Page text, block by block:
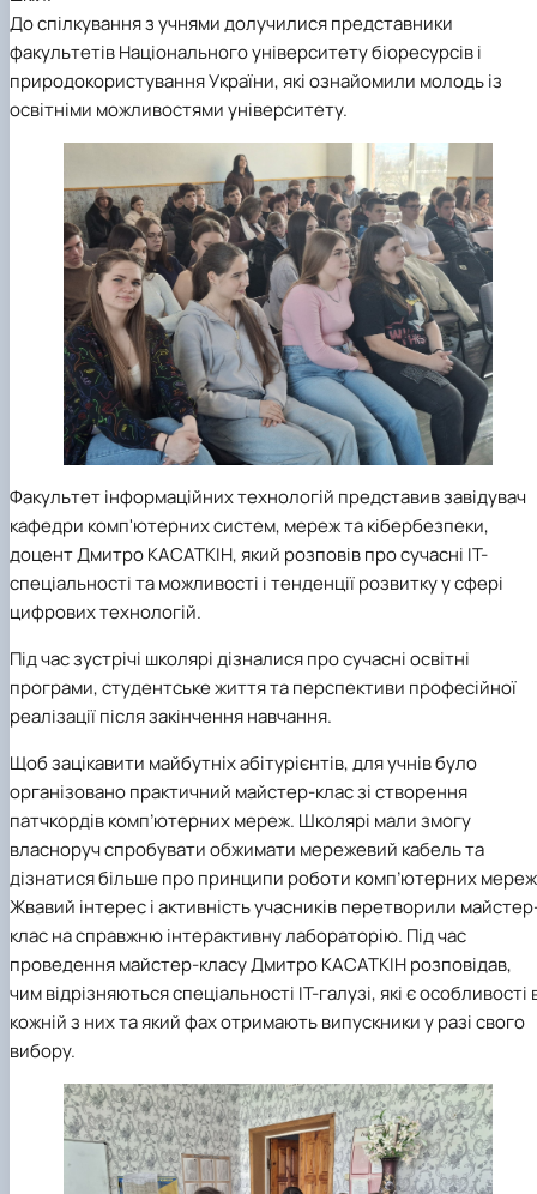
До спілкування з учнями долучилися представники
факультетів Національного університету біоресурсів і
природокористування України, які ознайомили молодь із
освітніми можливостями університету.
Факультет інформаційних технологій представив завідувач
кафедри комп'ютерних систем, мереж та кібербезпеки,
доцент Дмитро КАСАТКІН, який розповів про сучасні ІТ-
спеціальності та можливості і тенденції розвитку у сфері
цифрових технологій.
Під час зустрічі школярі дізналися про сучасні освітні
програми, студентське життя та перспективи професійної
реалізації після закінчення навчання.
Щоб зацікавити майбутніх абітурієнтів, для учнів було
організовано практичний майстер-клас зі створення
патчкордів комп’ютерних мереж. Школярі мали змогу
власноруч спробувати обжимати мережевий кабель та
дізнатися більше про принципи роботи комп’ютерних
Жвавий інтерес і активність учасників перетворили
клас на справжню інтерактивну лабораторію. Під час
проведення майстер-класу Дмитро КАСАТКІН розповідав,
чим відрізняються спеціальності ІТ-галузі, які є особливості
кожній з них та який фах отримають випускники у разі свого
вибору.